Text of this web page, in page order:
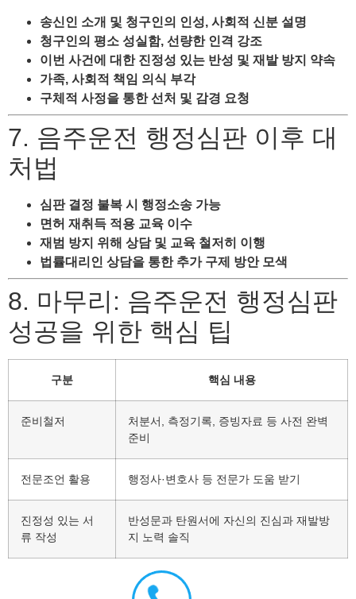
송신인 소개 및 청구인의 인성, 사회적 신분 설명
청구인의 평소 성실함, 선량한 인격 강조
이번 사건에 대한 진정성 있는 반성 및 재발 방지 약속
가족, 사회적 책임 의식 부각
구체적 사정을 통한 선처 및 감경 요청
7. 음주운전 행정심판 이후 대
처법
심판 결정 불복 시 행정소송 가능
면허 재취득 적용 교육 이수
재범 방지 위해 상담 및 교육 철저히 이행
법률대리인 상담을 통한 추가 구제 방안 모색
8. 마무리: 음주운전 행정심판
성공을 위한 핵심 팁
구분 핵심 내용
준비철저
처분서, 측정기록, 증빙자료 등 사전 완벽
준비
전문조언 활용 행정사·변호사 등 전문가 도움 받기
진정성 있는 서
류 작성
반성문과 탄원서에 자신의 진심과 재발방
지 노력 솔직